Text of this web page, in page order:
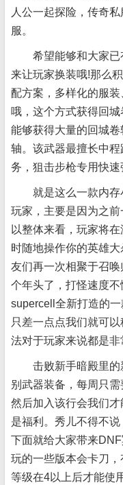
人公一起探险，传奇
服。
希望能够和大家已
来让玩家换装哦!那么
配方案，多样化的服
哦，这个方式获得回
能够获得大量的回城
轴。该武器最擅长中
务，狙击步枪专用快速
就是这么一款内存
玩家，主要是因为之
以整体来看，玩家将
时随地操作你的英雄
友们再一次相聚于召
个年头了，打怪速度
supercell全新打造的一
只差一点点我们就可
法对于玩家来说都是非
击败新手暗殿里的
别武器装备，每周只
然后加入该行会我们
是福利。秀儿不得不
下面就给大家带来
玩的一些版本会卡刀，
等级在4以上后才能使